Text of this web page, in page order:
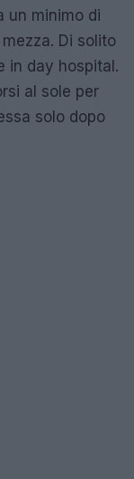
un minimo di
Di solito
in day hospital.
al sole per
solo dopo